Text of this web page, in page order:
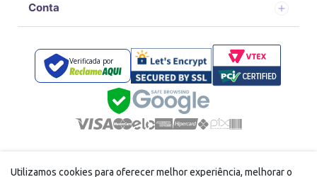
Conta
Verificada por
Utilizamos cookies para oferecer melhor experiência, melhorar o